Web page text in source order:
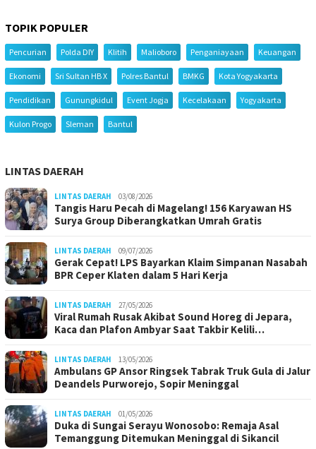
TOPIK POPULER
Pencurian Polda DIY Klitih Malioboro Penganiayaan Keuangan
Ekonomi Sri Sultan HB X Polres Bantul BMKG Kota Yogyakarta
Pendidikan Gunungkidul Event Jogja Kecelakaan Yogyakarta
Kulon Progo Sleman Bantul
LINTAS DAERAH
LINTAS DAERAH 03/08/2026
Tangis Haru Pecah di Magelang! 156 Karyawan HS
Surya Group Diberangkatkan Umrah Gratis
LINTAS DAERAH 09/07/2026
Gerak Cepat! LPS Bayarkan Klaim Simpanan Nasabah
BPR Ceper Klaten dalam 5 Hari Kerja
LINTAS DAERAH 27/05/2026
Viral Rumah Rusak Akibat Sound Horeg di Jepara,
Kaca dan Plafon Ambyar Saat Takbir Kelili…
LINTAS DAERAH 13/05/2026
Ambulans GP Ansor Ringsek Tabrak Truk Gula di Jalur
Deandels Purworejo, Sopir Meninggal
LINTAS DAERAH 01/05/2026
Duka di Sungai Serayu Wonosobo: Remaja Asal
Temanggung Ditemukan Meninggal di Sikancil